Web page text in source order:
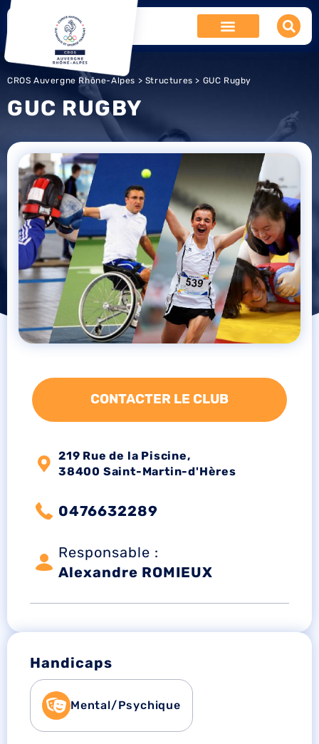
CROS Auvergne Rhône-Alpes > Structures > GUC Rugby
GUC RUGBY
CONTACTER LE CLUB
219 Rue de la Piscine,
38400 Saint-Martin-d'Hères
0476632289
Responsable :
Alexandre ROMIEUX
Handicaps
Mental/Psychique